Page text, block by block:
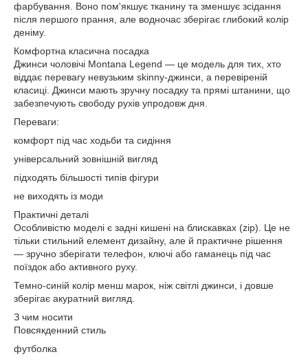
фарбування. Воно пом'якшує тканину та зменшує зсідання
після першого прання, але водночас зберігає глибокий колір
деніму.
Комфортна класична посадка
Джинси чоловічі Montana Legend — це модель для тих, хто
віддає перевагу невузьким skinny-джинси, а перевіреній
класиці. Джинси мають зручну посадку та прямі штанини, що
забезпечують свободу рухів упродовж дня.
Переваги:
комфорт під час ходьби та сидіння
універсальний зовнішній вигляд
підходять більшості типів фігури
не виходять із моди
Практичні деталі
Особливістю моделі є задні кишені на блискавках (zip). Це не
тільки стильний елемент дизайну, але й практичне рішення
— зручно зберігати телефон, ключі або гаманець під час
поїздок або активного руху.
Темно-синій колір менш марок, ніж світлі джинси, і довше
зберігає акуратний вигляд.
З чим носити
Повсякденний стиль
футболка